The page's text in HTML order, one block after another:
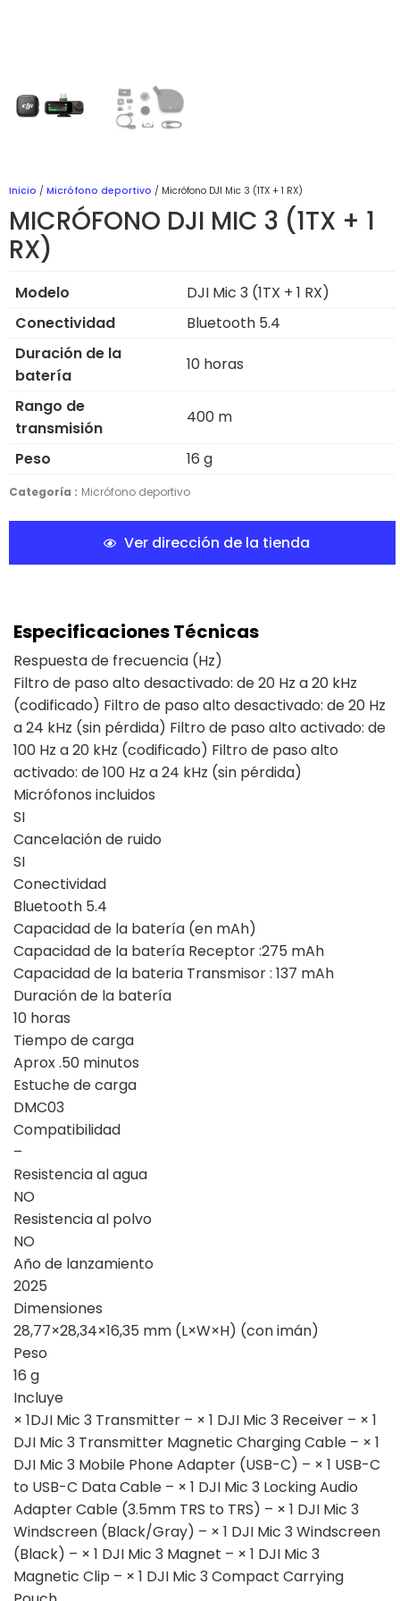
Inicio / Micrófono deportivo / Micrófono DJI Mic 3 (1TX + 1 RX)
MICRÓFONO DJI MIC 3 (1TX + 1
RX)
Modelo
DJI Mic 3 (1TX + 1 RX)
Conectividad
Bluetooth 5.4
Duración de la
batería
10 horas
Rango de
transmisión
400 m
Peso 16 g
Categoría : Micrófono deportivo
Ver dirección de la tienda
Especificaciones Técnicas
Respuesta de frecuencia (Hz)
Filtro de paso alto desactivado: de 20 Hz a 20 kHz
(codificado) Filtro de paso alto desactivado: de 20 Hz
a 24 kHz (sin pérdida) Filtro de paso alto activado: de
100 Hz a 20 kHz (codificado) Filtro de paso alto
activado: de 100 Hz a 24 kHz (sin pérdida)
Micrófonos incluidos
SI
Cancelación de ruido
SI
Conectividad
Bluetooth 5.4
Capacidad de la batería (en mAh)
Capacidad de la batería Receptor :275 mAh
Capacidad de la bateria Transmisor : 137 mAh
Duración de la batería
10 horas
Tiempo de carga
Aprox .50 minutos
Estuche de carga
DMC03
Compatibilidad
–
Resistencia al agua
NO
Resistencia al polvo
NO
Año de lanzamiento
2025
Dimensiones
28,77×28,34×16,35 mm (L×W×H) (con imán)
Peso
16 g
Incluye
× 1DJI Mic 3 Transmitter – × 1 DJI Mic 3 Receiver – × 1
DJI Mic 3 Transmitter Magnetic Charging Cable – × 1
DJI Mic 3 Mobile Phone Adapter (USB-C) – × 1 USB-C
to USB-C Data Cable – × 1 DJI Mic 3 Locking Audio
Adapter Cable (3.5mm TRS to TRS) – × 1 DJI Mic 3
Windscreen (Black/Gray) – × 1 DJI Mic 3 Windscreen
(Black) – × 1 DJI Mic 3 Magnet – × 1 DJI Mic 3
Magnetic Clip – × 1 DJI Mic 3 Compact Carrying